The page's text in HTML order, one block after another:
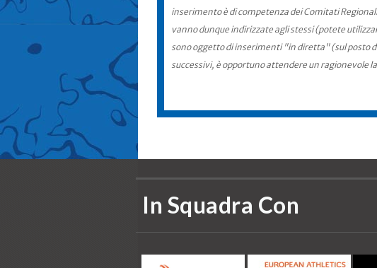
inserimento è di competenza dei Comitati
vanno dunque indirizzate agli stessi (potete
sono oggetto di inserimenti "in diretta" (sul posto
successivi, è opportuno attendere un ragionevole
In Squadra Con